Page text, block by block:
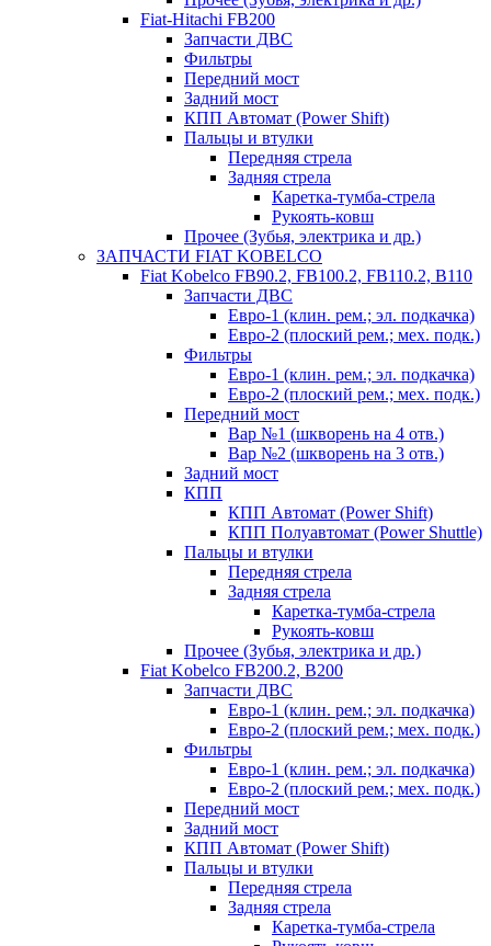
Fiat-Hitachi FB200
Запчасти ДВС
Фильтры
Передний мост
Задний мост
КПП Автомат (Power Shift)
Пальцы и втулки
Передняя стрела
Задняя стрела
Каретка-тумба-стрела
Рукоять-ковш
Прочее (Зубья, электрика и др.)
ЗАПЧАСТИ FIAT KOBELCO
Fiat Kobelco FB90.2, FB100.2, FB110.2, B110
Запчасти ДВС
Евро-1 (клин. рем.; эл. подкачка)
Евро-2 (плоский рем.; мех. подк.)
Фильтры
Евро-1 (клин. рем.; эл. подкачка)
Евро-2 (плоский рем.; мех. подк.)
Передний мост
Вар №1 (шкворень на 4 отв.)
Вар №2 (шкворень на 3 отв.)
Задний мост
КПП
КПП Автомат (Power Shift)
КПП Полуавтомат (Power Shuttle)
Пальцы и втулки
Передняя стрела
Задняя стрела
Каретка-тумба-стрела
Рукоять-ковш
Прочее (Зубья, электрика и др.)
Fiat Kobelco FB200.2, B200
Запчасти ДВС
Евро-1 (клин. рем.; эл. подкачка)
Евро-2 (плоский рем.; мех. подк.)
Фильтры
Евро-1 (клин. рем.; эл. подкачка)
Евро-2 (плоский рем.; мех. подк.)
Передний мост
Задний мост
КПП Автомат (Power Shift)
Пальцы и втулки
Передняя стрела
Задняя стрела
Каретка-тумба-стрела